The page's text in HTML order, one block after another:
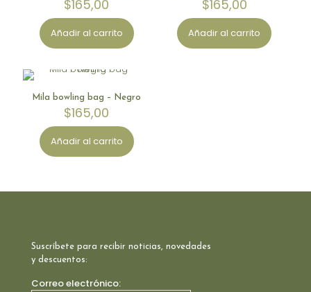
$165,00
Añadir al carrito
$165,00
Añadir al carrito
Limited Stock
Mila bowling bag – Negro
$165,00
Añadir al carrito
Suscríbete para recibir noticias, novedades
y descuentos:
Correo electrónico: